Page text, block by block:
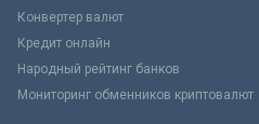
Конвертер валют
Кредит онлайн
Народный рейтинг банков
Мониторинг обменников криптовалют